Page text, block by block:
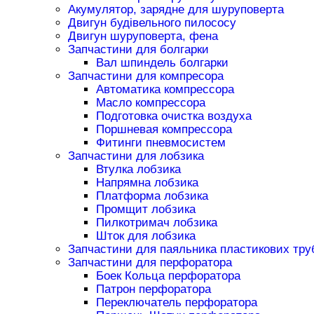
Акумулятор, зарядне для шуруповерта
Двигун будівельного пилососу
Двигун шуруповерта, фена
Запчастини для болгарки
Вал шпиндель болгарки
Запчастини для компресора
Автоматика компрессора
Масло компрессора
Подготовка очистка воздуха
Поршневая компрессора
Фитинги пневмосистем
Запчастини для лобзика
Втулка лобзика
Напрямна лобзика
Платформа лобзика
Промщит лобзика
Пилкотримач лобзика
Шток для лобзика
Запчастини для паяльника пластикових
Запчастини для перфоратора
Боек Кольца перфоратора
Патрон перфоратора
Переключатель перфоратора